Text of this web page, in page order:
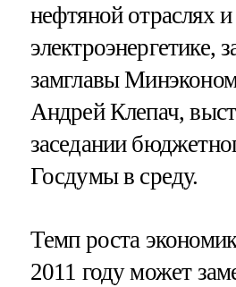
нефтяной отраслях и
электроэнергетике,
замглавы
Андрей Клепач,
заседании
Госдумы в среду.
Темп роста
2011 году может